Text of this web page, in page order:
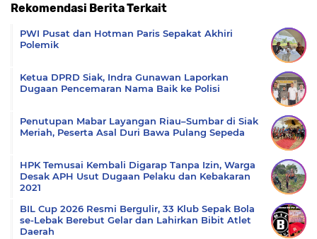
Rekomendasi Berita Terkait
PWI Pusat dan Hotman Paris Sepakat Akhiri
Polemik
Ketua DPRD Siak, Indra Gunawan Laporkan
Dugaan Pencemaran Nama Baik ke Polisi
Penutupan Mabar Layangan Riau–Sumbar di Siak
Meriah, Peserta Asal Duri Bawa Pulang Sepeda
HPK Temusai Kembali Digarap Tanpa Izin, Warga
Desak APH Usut Dugaan Pelaku dan Kebakaran
2021
BIL Cup 2026 Resmi Bergulir, 33 Klub Sepak Bola
se-Lebak Berebut Gelar dan Lahirkan Bibit Atlet
Daerah